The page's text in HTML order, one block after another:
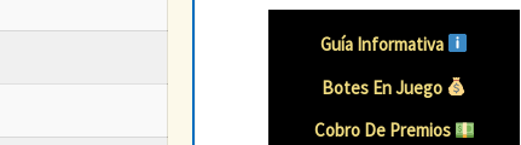
Guía Informativa
Botes En Juego
Cobro De Premios